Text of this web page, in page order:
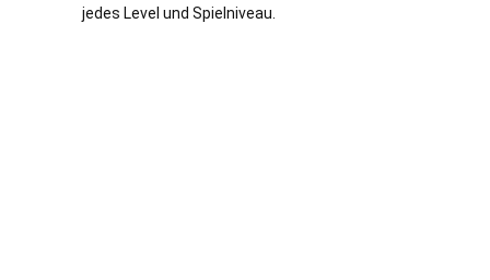
jedes Level und Spielniveau.